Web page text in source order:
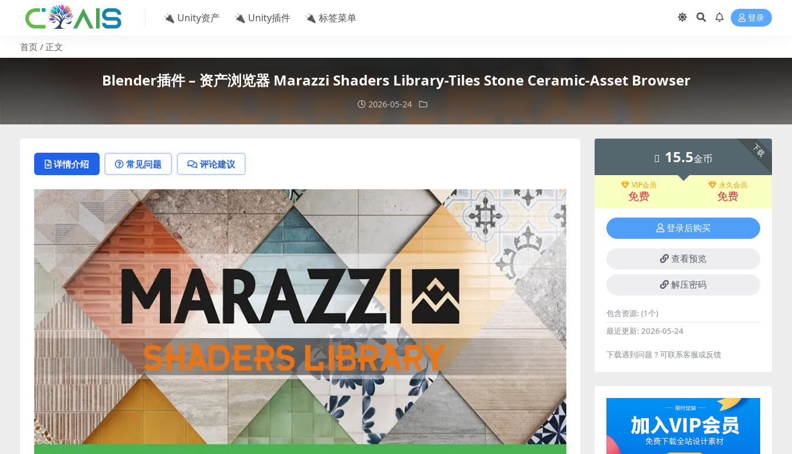
🔌 Unity资产 🔌 Unity插件 🔌 标签菜单 登录
首页 正文
Blender插件 – 资产浏览器 Marazzi Shaders Library-Tiles Stone Ceramic-Asset Browser
2026-05-24
详情介绍 常见问题 评论建议
下载
15.5金币
VIP会员
免费
永久会员
免费
登录后购买
查看预览
解压密码
包含资源: (1个)
最近更新: 2026-05-24
下载遇到问题？可联系客服或反馈